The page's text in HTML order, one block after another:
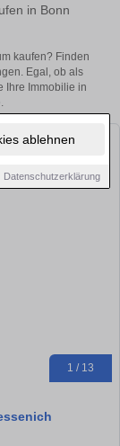
ablehnen
Datenschutzerklärung
in Bonn
kaufen? Finden
Egal, ob als
Ihre Immobilie in
1 / 13